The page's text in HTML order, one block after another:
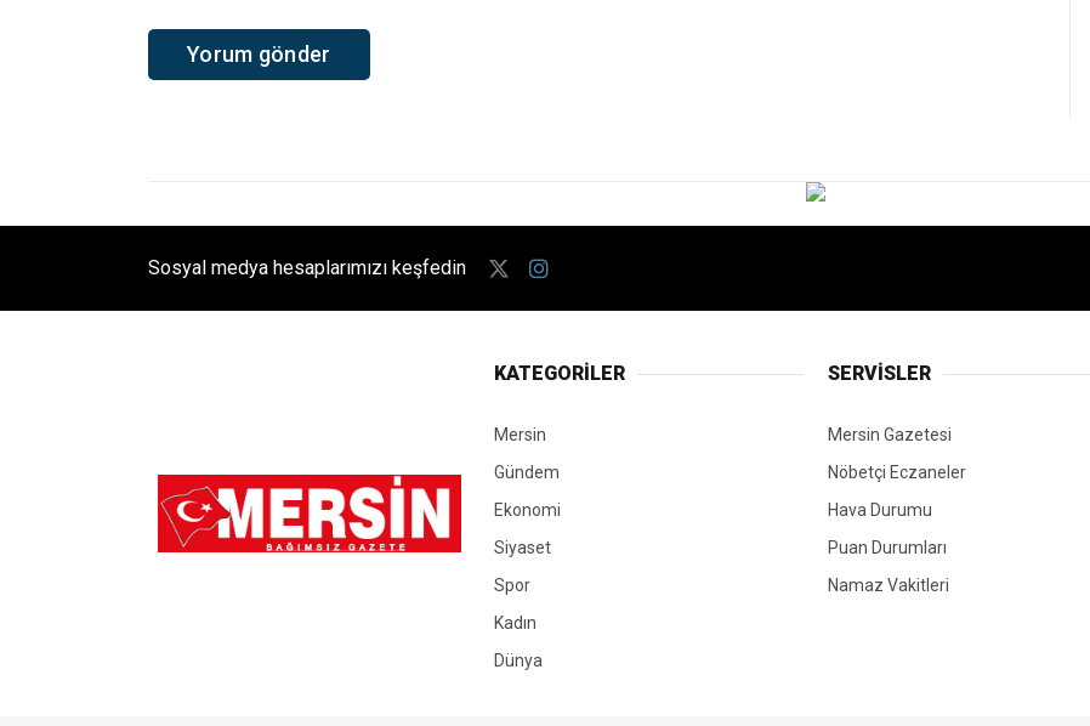
Sosyal medya hesaplarımızı keşfedin
KATEGORİLER
Mersin
Gündem
Ekonomi
Siyaset
Spor
Kadın
Dünya
SERVİSLER
Mersin Gazetesi
Nöbetçi Eczaneler
Hava Durumu
Puan Durumları
Namaz Vakitleri